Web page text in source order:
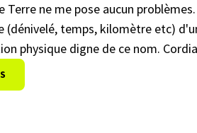
ne me pose aucun
temps, kilomètre etc)
physique digne de ce nom.